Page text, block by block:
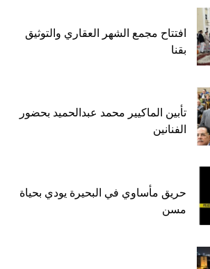
افتتاح مجمع الشهر العقاري والتوثيق
بقنا
تأبين الماكيير محمد عبدالحميد بحضور
الفنانين
حريق مأساوي في البحيرة يودي بحياة
مسن